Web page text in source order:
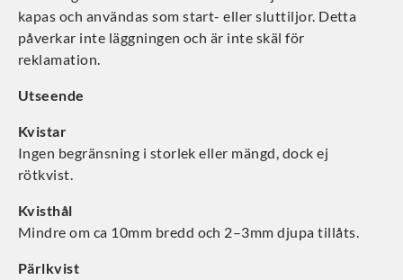
kapas och användas som start- eller sluttiljor. Detta
påverkar inte läggningen och är inte skäl för
reklamation.
Utseende
Kvistar
Ingen begränsning i storlek eller mängd, dock ej
rötkvist.
Kvisthål
Mindre om ca 10mm bredd och 2–3mm djupa tillåts.
Pärlkvist